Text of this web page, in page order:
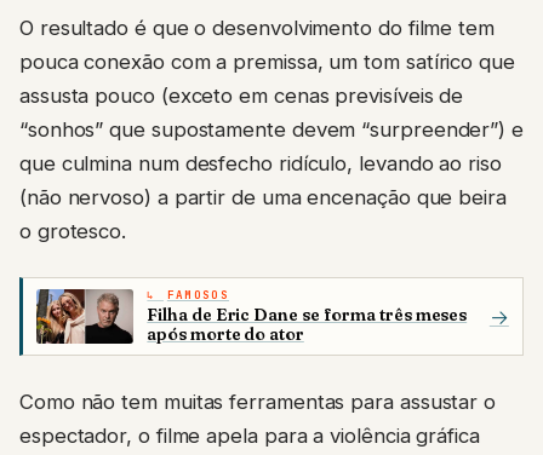
O resultado é que o desenvolvimento do filme tem
pouca conexão com a premissa, um tom satírico que
assusta pouco (exceto em cenas previsíveis de
“sonhos” que supostamente devem “surpreender”) e
que culmina num desfecho ridículo, levando ao riso
(não nervoso) a partir de uma encenação que beira
o grotesco.
FAMOSOS
Filha de Eric Dane se forma três meses
após morte do ator
→
Como não tem muitas ferramentas para assustar o
espectador, o filme apela para a violência gráfica